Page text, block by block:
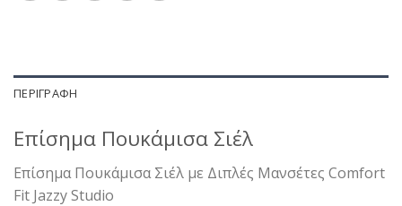
ΠΕΡΙΓΡΑΦΉ
Επίσημα Πουκάμισα Σιέλ
Επίσημα Πουκάμισα Σιέλ με Διπλές Μανσέτες Comfort
Fit Jazzy Studio